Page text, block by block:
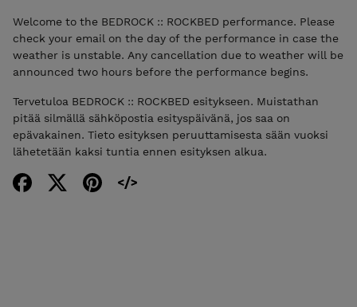
Welcome to the BEDROCK :: ROCKBED performance. Please
check your email on the day of the performance in case the
weather is unstable. Any cancellation due to weather will be
announced two hours before the performance begins.
Tervetuloa BEDROCK :: ROCKBED esitykseen. Muistathan
pitää silmällä sähköpostia esityspäivänä, jos saa on
epävakainen. Tieto esityksen peruuttamisesta sään vuoksi
lähetetään kaksi tuntia ennen esityksen alkua.